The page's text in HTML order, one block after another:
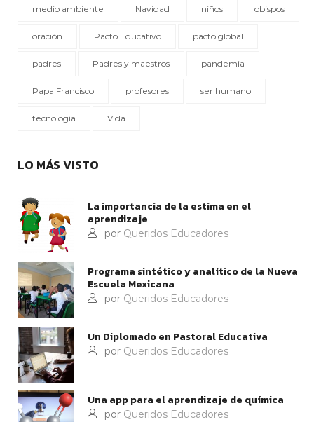
medio ambiente Navidad niños obispos
oración Pacto Educativo pacto global
padres Padres y maestros pandemia
Papa Francisco profesores ser humano
tecnología Vida
LO MÁS VISTO
La importancia de la estima en el
aprendizaje
por Queridos Educadores
Programa sintético y analítico de la Nueva
Escuela Mexicana
por Queridos Educadores
Un Diplomado en Pastoral Educativa
por Queridos Educadores
Una app para el aprendizaje de química
por Queridos Educadores